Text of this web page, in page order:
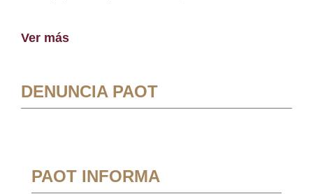
Ver más
DENUNCIA PAOT
PAOT INFORMA